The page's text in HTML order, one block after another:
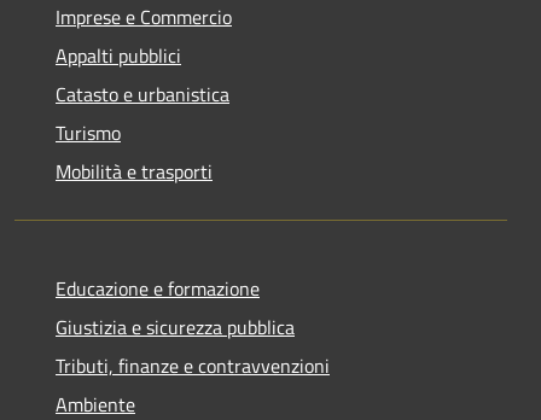
Imprese e Commercio
Appalti pubblici
Catasto e urbanistica
Turismo
Mobilità e trasporti
Educazione e formazione
Giustizia e sicurezza pubblica
Tributi, finanze e contravvenzioni
Ambiente